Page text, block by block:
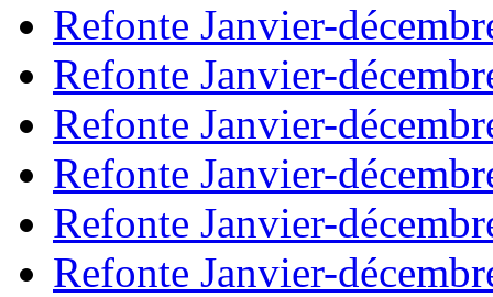
Refonte Janvier-
Refonte Janvier-
Refonte Janvier-
Refonte Janvier-
Refonte Janvier-
Refonte Janvier-